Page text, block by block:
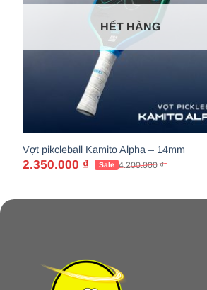
HẾT HÀNG
Vợt pikcleball Kamito Alpha – 14mm
4.200.000₫
Giá
4.200.000 ₫.
2.350.000 ₫
Giá
là: